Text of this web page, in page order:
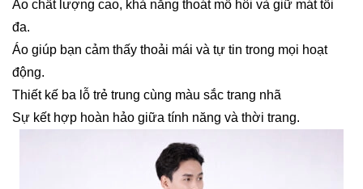
Áo chất lượng cao, khả năng thoát mồ hôi và giữ mát tối
đa.
Áo giúp bạn cảm thấy thoải mái và tự tin trong mọi hoạt
động.
Thiết kế ba lỗ trẻ trung cùng màu sắc trang nhã
Sự kết hợp hoàn hảo giữa tính năng và thời trang.